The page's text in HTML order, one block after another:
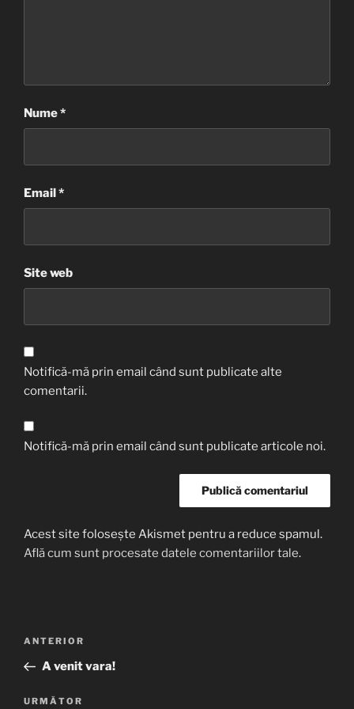
Nume*
Email*
Site web
Notifică-mă prin email când sunt publicate alte
comentarii.
Notifică-mă prin email când sunt publicate articole noi.
Acest site folosește Akismet pentru a reduce spamul.
Află cum sunt procesate datele comentariilor tale.
Navigare
articole
Articolul
anterior
ANTERIOR
A venit vara!
Articolul
URMĂTOR